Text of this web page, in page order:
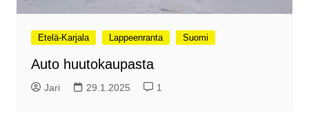
Etelä-Karjala Lappeenranta Suomi
Auto huutokaupasta
Jari 29.1.2025 1